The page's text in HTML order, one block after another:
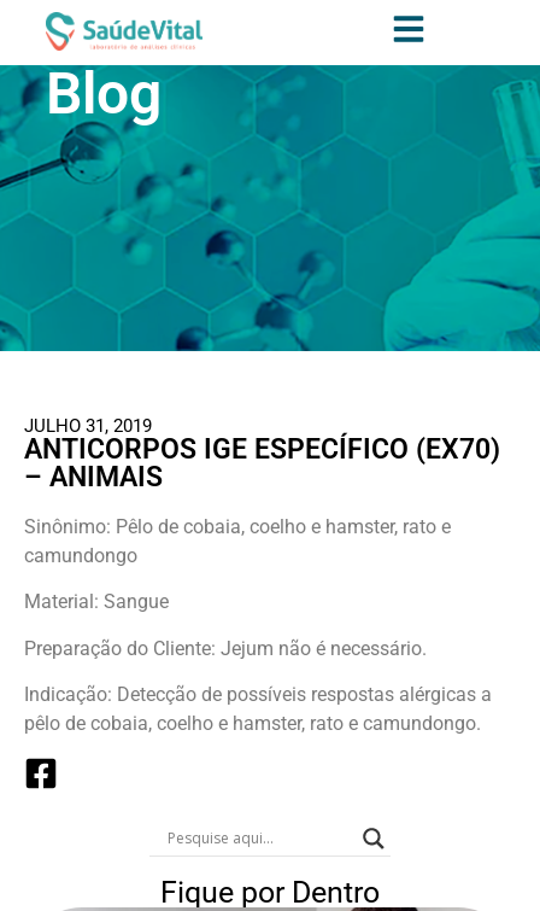
Blog
JULHO 31, 2019
ANTICORPOS IGE ESPECÍFICO (EX70)
– ANIMAIS
Sinônimo: Pêlo de cobaia, coelho e hamster, rato e
camundongo
Material: Sangue
Preparação do Cliente: Jejum não é necessário.
Indicação: Detecção de possíveis respostas alérgicas a
pêlo de cobaia, coelho e hamster, rato e camundongo.
Fique por Dentro